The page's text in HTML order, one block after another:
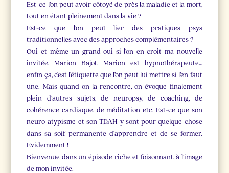
Est-ce l’on peut avoir côtoyé de près la maladie et la mort,
tout en étant pleinement dans la vie ?
Est-ce que l’on peut lier des pratiques psys
traditionnelles avec des approches complémentaires ?
Oui et même un grand oui si l’on en croit ma nouvelle
invitée, Marion Bajot. Marion est hypnothérapeute…
enfin ça, c’est l’étiquette que l’on peut lui mettre si l’en faut
une. Mais quand on la rencontre, on évoque finalement
plein d’autres sujets, de neuropsy, de coaching, de
cohérence cardiaque, de méditation etc. Est-ce que son
neuro-atypisme et son TDAH y sont pour quelque chose
dans sa soif permanente d’apprendre et de se former.
Evidemment !
Bienvenue dans un épisode riche et foisonnant, à l’image
de mon invitée.